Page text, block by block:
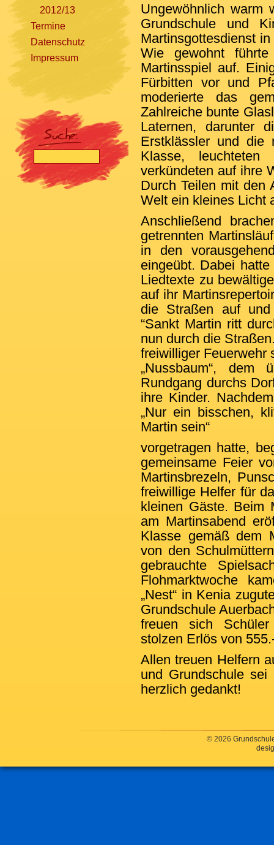
Ungewöhnlich
Grundschule und
Martinsgottesdienst
Wie gewohnt
Martinsspiel auf.
Fürbitten vor und
moderierte das
Zahlreiche bunte
Laternen, darunter
Erstklässler und die
Klasse,
verkündeten auf ihre
Durch Teilen mit den
Welt ein kleines Licht
Anschließend
getrennten
in den
eingeübt. Dabei
Liedtexte zu
auf ihr
die Straßen auf und
“Sankt Martin ritt
nun durch die
freiwilliger Feuerwehr
„Nussbaum“, dem
Rundgang durchs
ihre Kinder.
„Nur ein bisschen,
Martin sein“
vorgetragen hatte,
gemeinsame Feier
Martinsbrezeln,
freiwillige Helfer für
kleinen Gäste. Beim
am Martinsabend
Klasse gemäß dem
von den
gebrauchte
Flohmarktwoche
„Nest“ in Kenia
Grundschule
freuen sich
stolzen Erlös von
Allen treuen Helfern
und Grundschule
herzlich gedankt!
2012/13
Termine
Datenschutz
Impressum
© 2026